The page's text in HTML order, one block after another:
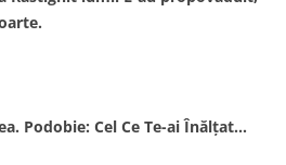
Podobie: Cel Ce Te-ai Înălţat…